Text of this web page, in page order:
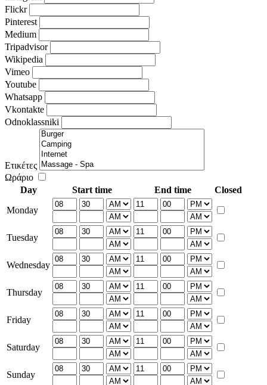
Flickr
Pinterest
Medium
Tripadvisor
Wikipedia
Vimeo
Youtube
Whatsapp
Vkontakte
Odnoklassniki
Ετικέτες
Ωράριο
Day
Start time End time
Closed
Monday
Tuesday
Wednesday
Thursday
Friday
Saturday
Sunday